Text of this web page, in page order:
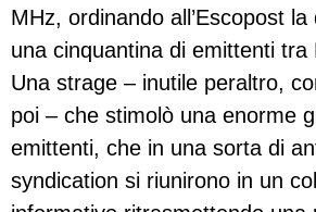
MHz, ordinando all’Escopost
una cinquantina di emittenti tra
Una strage – inutile peraltro,
poi – che stimolò una enorme
emittenti, che in una sorta di
syndication si riunirono in un